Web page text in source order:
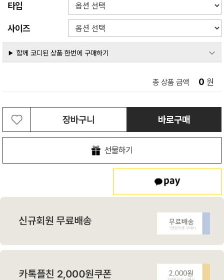
타입
사이즈
함께 코디된 상품 한번에 구매하기
총 상품 금액 0 원
장바구니 바로구매
선물하기